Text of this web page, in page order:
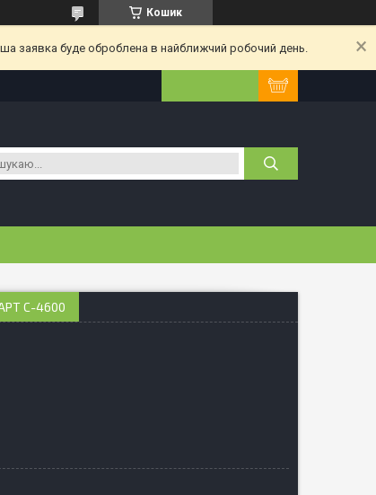
Кошик
заявка буде оброблена в найближчий робочий день.
С-4600